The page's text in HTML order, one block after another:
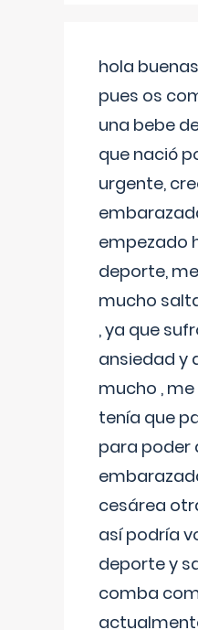
hola
pues os
una bebe
que nació
urgente,
empezado
deporte,
mucho
, ya que
ansiedad y
mucho ,
tenía que
para poder
cesárea
así podría
deporte y
comba